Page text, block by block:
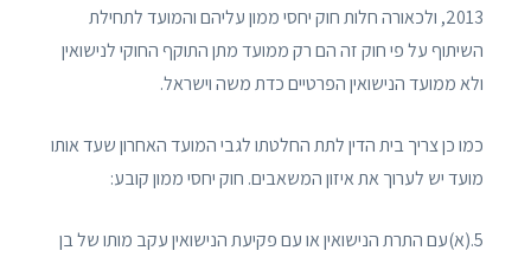
2013, ולכאורה חלות חוק יחסי ממון עליהם והמועד לתחילת
השיתוף על פי חוק זה הם רק ממועד מתן התוקף החוקי לנישואין
ולא ממועד הנישואין הפרטיים כדת משה וישראל.
כמו כן צריך בית הדין לתת החלטתו לגבי המועד האחרון שעד אותו
מועד יש לערוך את איזון המשאבים. חוק יחסי ממון קובע:
5.(א)עם התרת הנישואין או עם פקיעת הנישואין עקב מותו של בן